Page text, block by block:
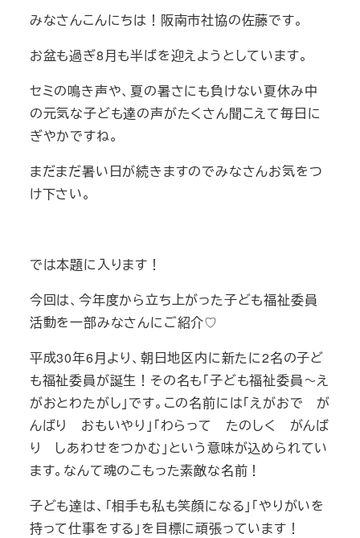
みなさんこんにちは！阪南市社協の佐藤です。
お盆も過ぎ8月も半ばを迎えようとしています。
セミの鳴き声や、夏の暑さにも負けない夏休み中
の元気な子ども達の声がたくさん聞こえて毎日に
ぎやかですね。
まだまだ暑い日が続きますのでみなさんお気をつ
け下さい。
では本題に入ります！
今回は、今年度から立ち上がった子ども福祉委員
活動を一部みなさんにご紹介♡
平成30年6月より、朝日地区内に新たに2名の子ど
も福祉委員が誕生！その名も「子ども福祉委員～え
がおとわたがし」です。この名前には「えがおで が
んばり おもいやり」「わらって たのしく がんば
り しあわせをつかむ」という意味が込められてい
ます。なんて魂のこもった素敵な名前！
子ども達は、「相手も私も笑顔になる」「やりがいを
持って仕事をする」を目標に頑張っています！